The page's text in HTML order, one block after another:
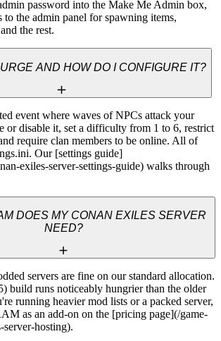
password into the Make Me Admin box,
to the admin panel for spawning items,
the rest.
AND HOW DO I CONFIGURE IT?
event where waves of NPCs attack your
or disable it, set a difficulty from 1 to 6, restrict
require clan members to be online. All of
Our [settings guide]
exiles-server-settings-guide) walks through
DOES MY CONAN EXILES SERVER
NEED?
servers are fine on our standard allocation.
build runs noticeably hungrier than the older
running heavier mod lists or a packed server,
as an add-on on the [pricing page](/game-
server-hosting).